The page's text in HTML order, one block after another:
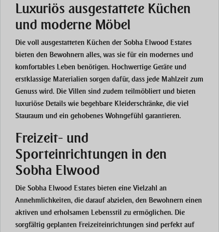
Luxuriös ausgestattete Küchen
und moderne Möbel
Die voll ausgestatteten Küchen der Sobha Elwood Estates
bieten den Bewohnern alles, was sie für ein modernes und
komfortables Leben benötigen. Hochwertige Geräte und
erstklassige Materialien sorgen dafür, dass jede Mahlzeit zum
Genuss wird. Die Villen sind zudem teilmöbliert und bieten
luxuriöse Details wie begehbare Kleiderschränke, die viel
Stauraum und ein gehobenes Wohngefühl garantieren.
Freizeit- und
Sporteinrichtungen in den
Sobha Elwood
Die Sobha Elwood Estates bieten eine Vielzahl an
Annehmlichkeiten, die darauf abzielen, den Bewohnern einen
aktiven und erholsamen Lebensstil zu ermöglichen. Die
sorgfältig geplanten Freizeiteinrichtungen sind perfekt auf